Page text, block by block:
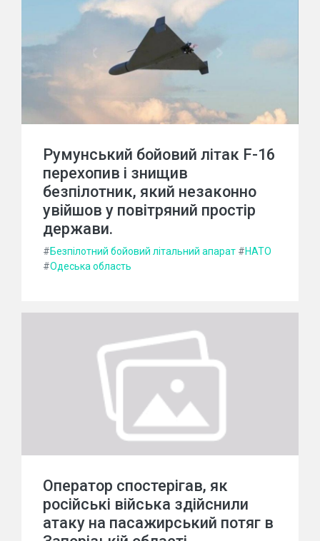
Румунський бойовий літак F-16
перехопив і знищив
безпілотник, який незаконно
увійшов у повітряний простір
держави.
#Безпілотний бойовий літальний апарат #НАТО
#Одеська область
Оператор спостерігав, як
російські війська здійснили
атаку на пасажирський потяг в